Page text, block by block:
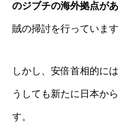
のジブチの海外拠点が
賊の掃討を行っています
しかし、安倍首相的に
うしても新たに日本か
す。